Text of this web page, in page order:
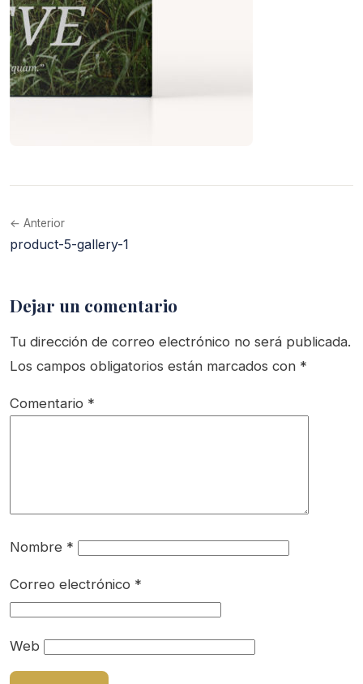
← Anterior
product-5-gallery-1
Dejar un comentario
Tu dirección de correo electrónico no será publicada.
Los campos obligatorios están marcados con *
Comentario *
Nombre *
Correo electrónico *
Web